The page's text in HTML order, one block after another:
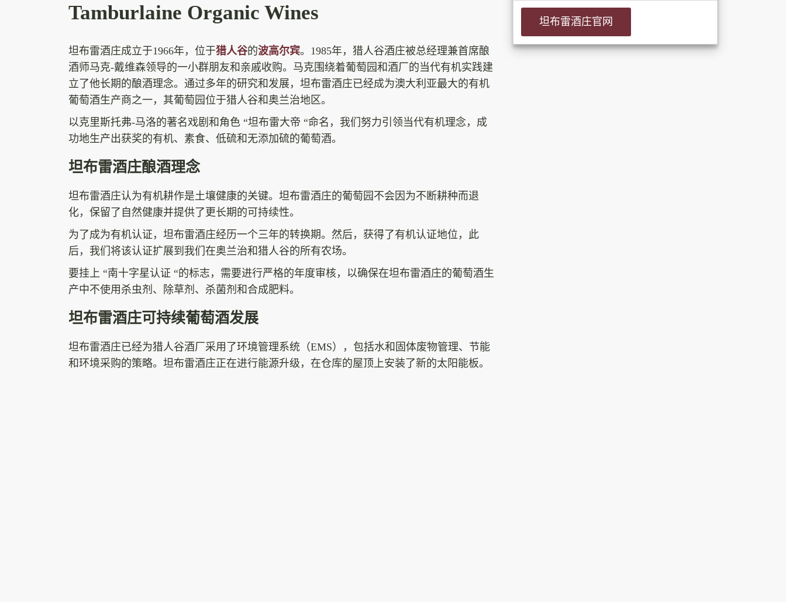
Tamburlaine Organic Wines
坦布雷酒庄成立于1966年，位于猎人谷的波高尔宾。1985年，猎人谷酒庄被总经理兼首席酿
酒师马克-戴维森领导的一小群朋友和亲戚收购。马克围绕着葡萄园和酒厂的当代有机实践建
立了他长期的酿酒理念。通过多年的研究和发展，坦布雷酒庄已经成为澳大利亚最大的有机
葡萄酒生产商之一，其葡萄园位于猎人谷和奥兰治地区。
以克里斯托弗-马洛的著名戏剧和角色 “坦布雷大帝 “命名，我们努力引领当代有机理念，成
功地生产出获奖的有机、素食、低硫和无添加硫的葡萄酒。
坦布雷酒庄酿酒理念
坦布雷酒庄认为有机耕作是土壤健康的关键。坦布雷酒庄的葡萄园不会因为不断耕种而退
化，保留了自然健康并提供了更长期的可持续性。
为了成为有机认证，坦布雷酒庄经历一个三年的转换期。然后，获得了有机认证地位，此
后，我们将该认证扩展到我们在奥兰治和猎人谷的所有农场。
要挂上 “南十字星认证 “的标志，需要进行严格的年度审核，以确保在坦布雷酒庄的葡萄酒生
产中不使用杀虫剂、除草剂、杀菌剂和合成肥料。
坦布雷酒庄可持续葡萄酒发展
坦布雷酒庄已经为猎人谷酒厂采用了环境管理系统（EMS），包括水和固体废物管理、节能
和环境采购的策略。坦布雷酒庄正在进行能源升级，在仓库的屋顶上安装了新的太阳能板。
坦布雷酒庄官网